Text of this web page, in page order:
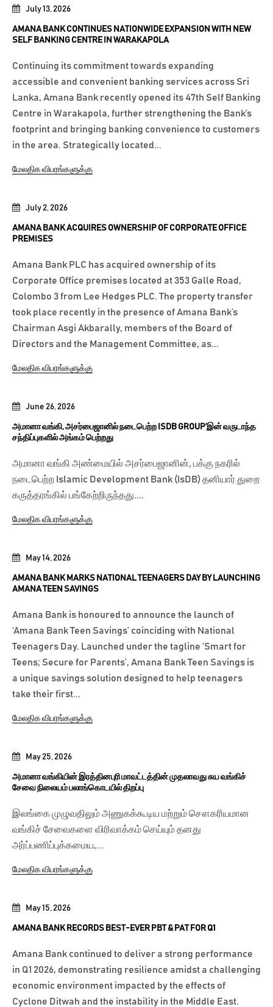
May 15, 2026
AMANA BANK RECORDS BEST-EVER PBT & PAT FOR Q1
Amana Bank continued to deliver a strong performance
in Q1 2026, demonstrating resilience amidst a challenging
economic environment impacted by the effects of
Cyclone Ditwah and the instability in the Middle East.
May 25, 2026
அமானா வங்கியின் இரத்தினபுரி மாவட்டத்தின் முதலாவது சுய வங்கிச்
சேவை நிலையம் பலாங்கொடயில் திறப்பு
இலங்கை முழுவதிலும் அணுகக்கூடிய மற்றும் சௌகரியமான
வங்கிச் சேவைகளை விரிவாக்கம் செய்யும் தனது
அர்ப்பணிப்புக்கமைய,...
மேலதிக விபரங்களுக்கு
May 14, 2026
AMANA BANK MARKS NATIONAL TEENAGERS DAY BY LAUNCHING
AMANA TEEN SAVINGS
Amana Bank is honoured to announce the launch of
‘Amana Bank Teen Savings’ coinciding with National
Teenagers Day. Launched under the tagline ‘Smart for
Teens; Secure for Parents’, Amana Bank Teen Savings is
a unique savings solution designed to help teenagers
take their first...
மேலதிக விபரங்களுக்கு
June 26, 2026
அமானா வங்கி, அசர்பைஜானில் நடைபெற்ற ISDB GROUP’இன் வருடாந்த
சந்திப்புகளில் அங்கம் பெற்றது
அமானா வங்கி அண்மையில் அசர்பைஜானின், பக்கு நகரில்
நடைபெற்ற Islamic Development Bank (IsDB) தனியார் துறை
கருத்தரங்கில் பங்கேற்றிருந்தது....
மேலதிக விபரங்களுக்கு
July 2, 2026
AMANA BANK ACQUIRES OWNERSHIP OF CORPORATE OFFICE
PREMISES
Amana Bank PLC has acquired ownership of its
Corporate Office premises located at 353 Galle Road,
Colombo 3 from Lee Hedges PLC. The property transfer
took place recently in the presence of Amana Bank’s
Chairman Asgi Akbarally, members of the Board of
Directors and the Management Committee, as...
மேலதிக விபரங்களுக்கு
July 13, 2026
AMANA BANK CONTINUES NATIONWIDE EXPANSION WITH NEW
SELF BANKING CENTRE IN WARAKAPOLA
Continuing its commitment towards expanding
accessible and convenient banking services across Sri
Lanka, Amana Bank recently opened its 47th Self Banking
Centre in Warakapola, further strengthening the Bank’s
footprint and bringing banking convenience to customers
in the area. Strategically located...
மேலதிக விபரங்களுக்கு